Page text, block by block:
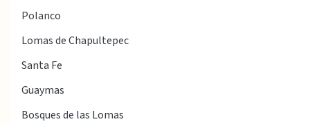
Polanco
Lomas de Chapultepec
Santa Fe
Guaymas
Bosques de las Lomas